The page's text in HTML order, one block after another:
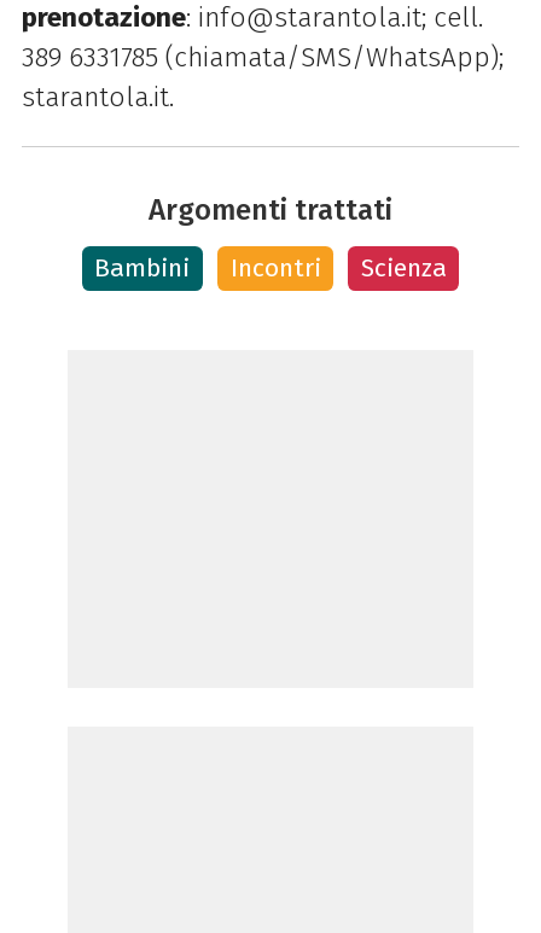
prenotazione: info@starantola.it; cell.
389 6331785 (chiamata/SMS/WhatsApp);
starantola.it.
Argomenti trattati
Bambini Incontri Scienza